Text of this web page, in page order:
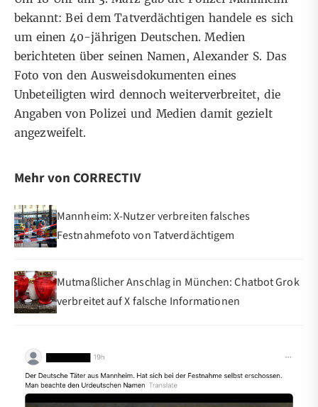
bekannt: Bei dem Tatverdächtigen handele es sich
um einen 40-jährigen Deutschen.Medien
berichteten über seinen Namen, Alexander S. Das
Foto von den Ausweisdokumenten eines
Unbeteiligten wird dennoch weiterverbreitet, die
Angaben von Polizei und Medien damit gezielt
angezweifelt.
Mehr von CORRECTIV
Mannheim: X-Nutzer verbreiten falsches
Festnahmefoto von Tatverdächtigem
Mutmaßlicher Anschlag in München: Chatbot Grok
verbreitet auf X falsche Informationen